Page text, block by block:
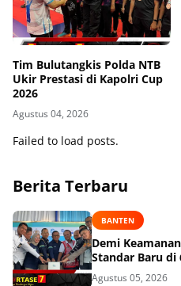
Tim Bulutangkis Polda NTB
Ukir Prestasi di Kapolri Cup
2026
Agustus 04, 2026
Failed to load posts.
Berita Terbaru
BANTEN
Demi
Standar Baru di
Agustus 05, 2026